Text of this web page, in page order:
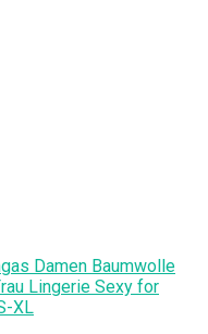
Damen Baumwolle
Lingerie Sexy for
XL